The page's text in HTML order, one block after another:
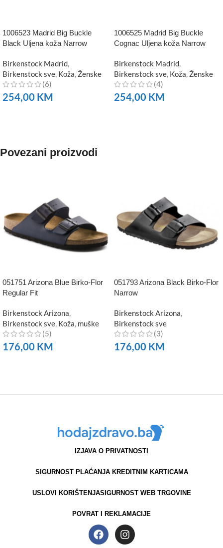
1006523 Madrid Big Buckle
Black Uljena koža Narrow
Birkenstock Madrid
Birkenstock sve Koža Ženske
(6)
254,00 KM
1006525 Madrid Big Buckle
Cognac Uljena koža Narrow
Birkenstock Madrid
Birkenstock sve Koža Ženske
(4)
254,00 KM
Povezani proizvodi
051751 Arizona Blue Birko-Flor
Regular Fit
Birkenstock Arizona
Birkenstock sve Koža muške
(5)
176,00 KM
051793 Arizona Black Birko-Flor
Narrow
Birkenstock Arizona
Birkenstock sve
(3)
176,00 KM
IZJAVA O PRIVATNOSTI
SIGURNOST PLAĆANJA KREDITNIM KARTICAMA
USLOVI KORIŠTENJASIGURNOST WEB TRGOVINE
POVRAT I REKLAMACIJE